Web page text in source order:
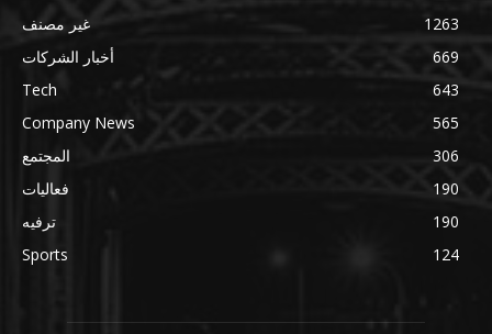
غير مصنف
1263
أخبار الشركات
669
Tech
643
Company News
565
المجتمع
306
فعاليات
190
ترفيه
190
Sports
124